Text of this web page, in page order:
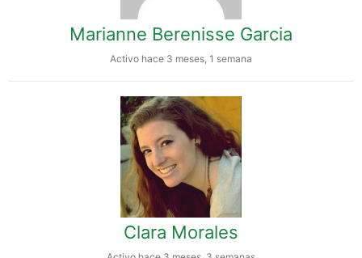
Marianne Berenisse Garcia
Activo hace 3 meses, 1 semana
Clara Morales